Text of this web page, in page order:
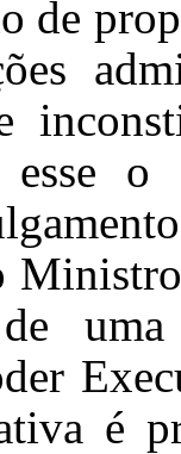
de
o
é